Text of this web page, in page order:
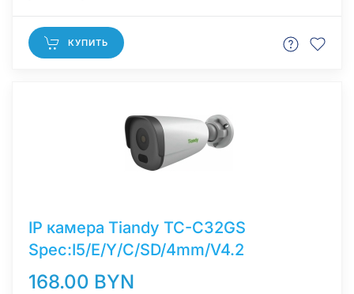
КУПИТЬ
IP камера Tiandy TC-C32GS
Spec:I5/E/Y/C/SD/4mm/V4.2
168.00 BYN